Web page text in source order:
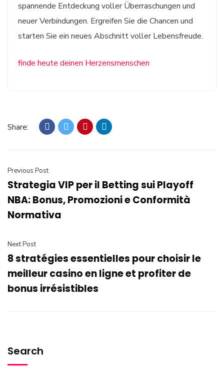
spannende Entdeckung voller Überraschungen und
neuer Verbindungen. Ergreifen Sie die Chancen und
starten Sie ein neues Abschnitt voller Lebensfreude.
finde heute deinen Herzensmenschen
Share:
Previous Post
Strategia VIP per il Betting sui Playoff
NBA: Bonus, Promozioni e Conformità
Normativa
Next Post
8 stratégies essentielles pour choisir le
meilleur casino en ligne et profiter de
bonus irrésistibles
Search